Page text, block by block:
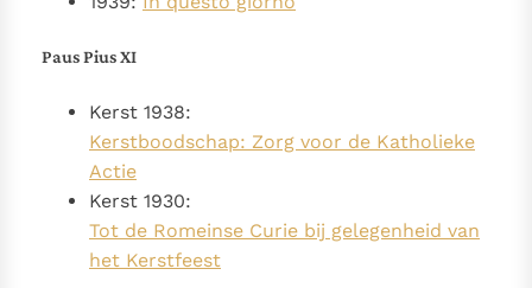
Paus Pius XI
Kerst 1938:
Kerstboodschap: Zorg voor de Katholieke
Actie
Kerst 1930:
Tot de Romeinse Curie bij gelegenheid van
het Kerstfeest